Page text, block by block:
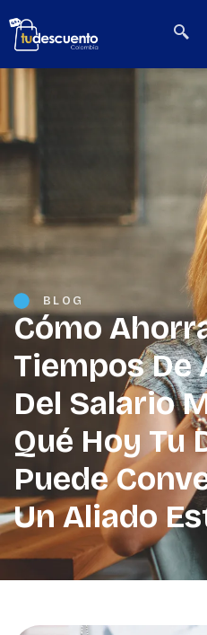
BLOG
Cómo
Tiempos De
Del Salario
Qué Hoy Tu
Puede
Un Aliado